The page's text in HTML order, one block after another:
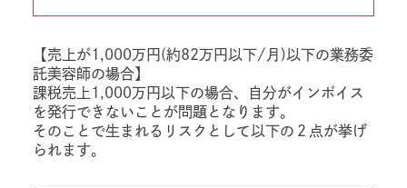
【売上が1,000万円(約82万円以下/月)以下の業務委
託美容師の場合】
課税売上1,000万円以下の場合、自分がインボイス
を発行できないことが問題となります。
そのことで生まれるリスクとして以下の２点が挙げ
られます。